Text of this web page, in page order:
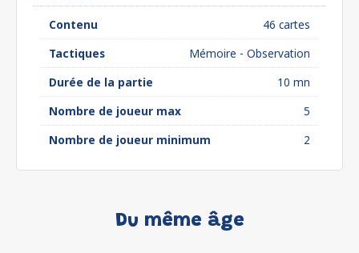
Contenu
46 cartes
Tactiques
Mémoire - Observation
Durée de la partie
10 mn
Nombre de joueur max
5
Nombre de joueur minimum
2
Du même âge